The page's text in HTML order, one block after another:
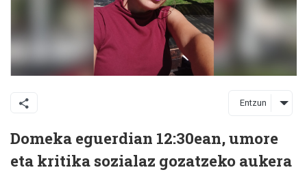
Entzun
Domeka eguerdian 12:30ean, umore
eta kritika sozialaz gozatzeko aukera